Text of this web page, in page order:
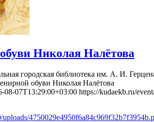
Николая Налётова
городская библиотека им. А. И.
обуви Николая Налётова
08-07T13:29:00+03:00 https://kudaekb.ru/